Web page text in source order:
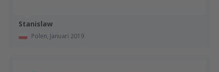
Stanislaw
Polen, Januari 2019